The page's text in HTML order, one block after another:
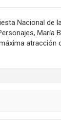
Nacional de
María
atracción